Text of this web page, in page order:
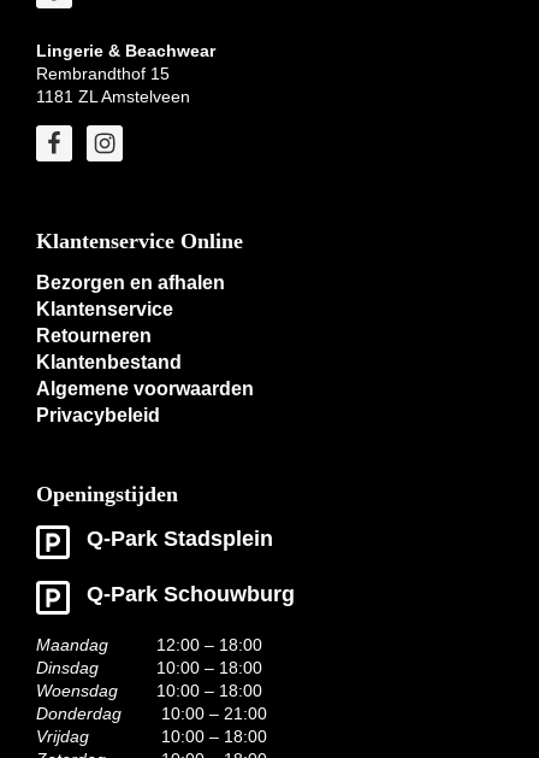
Lingerie & Beachwear
Rembrandthof 15
1181 ZL Amstelveen
Klantenservice Online
Bezorgen en afhalen
Klantenservice
Retourneren
Klantenbestand
Algemene voorwaarden
Privacybeleid
Openingstijden
Q-Park Stadsplein
Q-Park Schouwburg
Maandag
12:00 – 18:00
Dinsdag
10:00 – 18:00
Woensdag
10:00 – 18:00
Donderdag
10:00 – 21:00
Vrijdag
10:00 – 18:00